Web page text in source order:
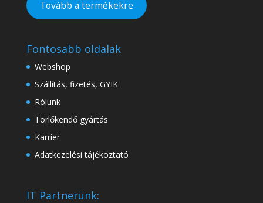
Tovább a termékekre
Fontosabb oldalak
Webshop
Szállítás, fizetés, GYIK
Rólunk
Törlőkendő gyártás
Karrier
Adatkezelési tájékoztató
IT Partnerünk: